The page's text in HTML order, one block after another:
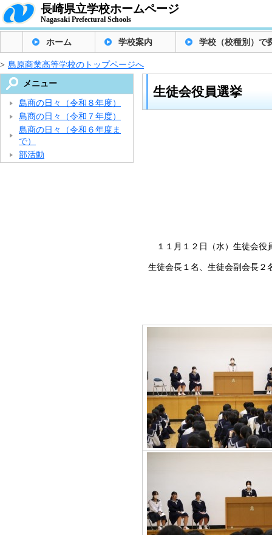
長崎県立学校ホームページ
Nagasaki Prefectural Schools
ホーム 学校案内 学校（校種別）で
> 島原商業高等学校のトップページへ
生徒会役員選挙
１１月１２日（水）生徒会役
生徒会長１名、生徒会副会長２
メニュー
島商の日々（令和８年度）
島商の日々（令和７年度）
島商の日々（令和６年度ま
で）
部活動